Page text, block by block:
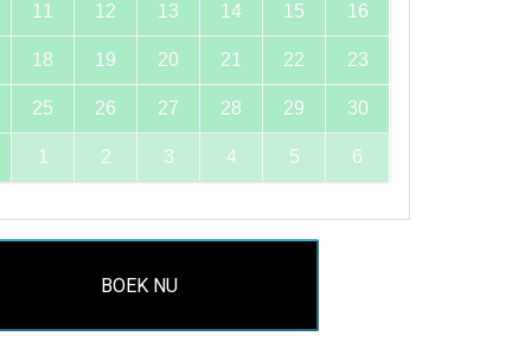
11 12 13 14 15 16
18 19 20 21 22 23
25 26 27 28 29 30
1 2 3 4 5 6
BOEK NU